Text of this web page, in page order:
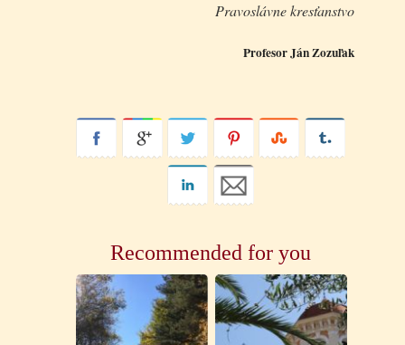
Pravoslávne kresťanstvo
Profesor Ján Zozuľak
Recommended for you